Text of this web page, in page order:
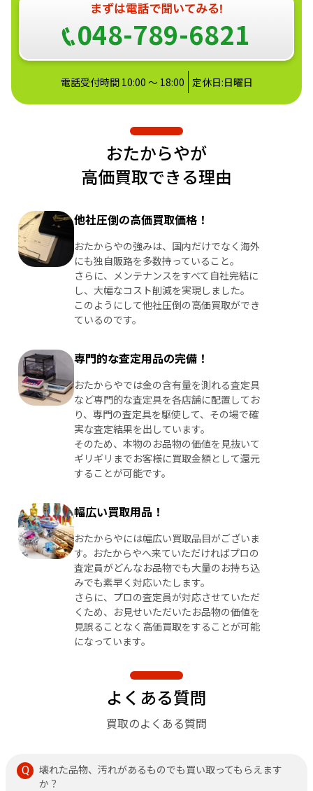
048-789-6821
電話受付時間 10:00 ～ 18:00 定休日:日曜日
おたからやが
高価買取できる理由
他社圧倒の高価買取価格！
おたからやの強みは、国内だけでなく海外
にも独自販路を多数持っていること。
さらに、メンテナンスをすべて自社完結に
し、大幅なコスト削減を実現しました。
このようにして他社圧倒の高価買取ができ
ているのです。
専門的な査定用品の完備！
おたからやでは金の含有量を測れる査定具
など専門的な査定具を各店舗に配置してお
り、専門の査定具を駆使して、その場で確
実な査定結果を出しています。
そのため、本物のお品物の価値を見抜いて
ギリギリまでお客様に買取金額として還元
することが可能です。
幅広い買取用品！
おたからやには幅広い買取品目がございま
す。おたからやへ来ていただければプロの
査定員がどんなお品物でも大量のお持ち込
みでも素早く対応いたします。
さらに、プロの査定員が対応させていただ
くため、お見せいただいたお品物の価値を
見誤ることなく高価買取をすることが可能
になっています。
よくある質問
買取のよくある質問
壊れた品物、汚れがあるものでも買い取ってもらえます
か？